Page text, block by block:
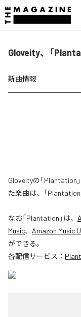
Gloveity、「
新曲情報
Gloveityの「Plantation
た楽曲は、「Plantation
なお「Plantation 」は、
Music、 Amazon Music
ができる。
各配信サービス：